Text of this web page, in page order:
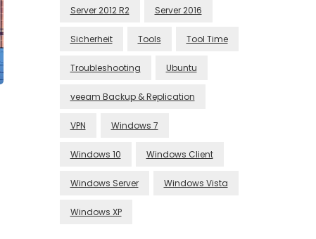
Server 2012 R2 Server 2016
Sicherheit Tools Tool Time
Troubleshooting Ubuntu
veeam Backup & Replication
VPN Windows 7
Windows 10 Windows Client
Windows Server Windows Vista
Windows XP